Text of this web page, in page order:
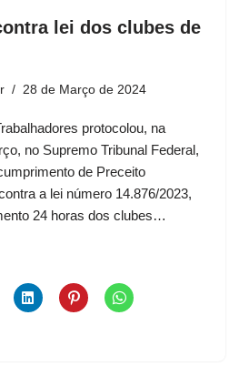
lei dos clubes de
28 de Março de 2024
protocolou, na
no Supremo Tribunal Federal,
de Preceito
a lei número 14.876/2023,
24 horas dos clubes…